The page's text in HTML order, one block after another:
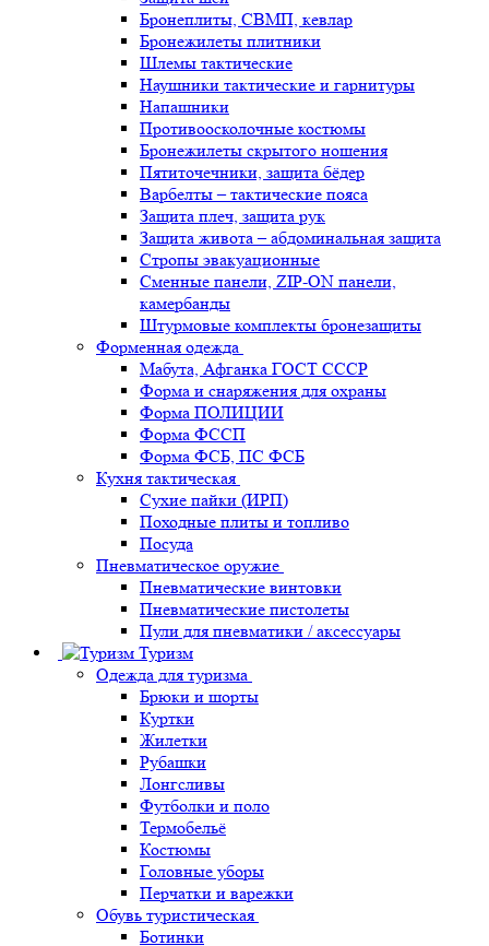
Бронеплиты, СВМП, кевлар
Бронежилеты плитники
Шлемы тактические
Наушники тактические и гарнитуры
Напашники
Противоосколочные костюмы
Бронежилеты скрытого ношения
Пятиточечники, защита бёдер
Варбелты – тактические пояса
Защита плеч, защита рук
Защита живота – абдоминальная защита
Стропы эвакуационные
Сменные панели, ZIP-ON панели,
камербанды
Штурмовые комплекты бронезащиты
Форменная одежда
Мабута, Афганка ГОСТ СССР
Форма и снаряжения для охраны
Форма ПОЛИЦИИ
Форма ФССП
Форма ФСБ, ПС ФСБ
Кухня тактическая
Сухие пайки (ИРП)
Походные плиты и топливо
Посуда
Пневматическое оружие
Пневматические винтовки
Пневматические пистолеты
Пули для пневматики / аксессуары
Туризм
Одежда для туризма
Брюки и шорты
Куртки
Жилетки
Рубашки
Лонгсливы
Футболки и поло
Термобельё
Костюмы
Головные уборы
Перчатки и варежки
Обувь туристическая
Ботинки